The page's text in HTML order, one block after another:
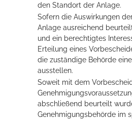
Konzerte, Tagungen und vieles mehr
Die Stadthalle Hockenheim bietet den
mehr dazu...
den Standort der Anlage.
Sofern die Auswirkungen
Anlage ausreichend
und ein berechtigtes
Erteilung eines
die zuständige Behörde
ausstellen.
Soweit mit dem
abschließend beurteilt
Genehmigungsbehörde im